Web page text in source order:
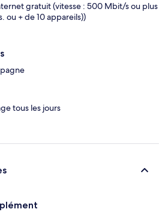
gratuit (vitesse : 500 Mbit/s ou plus
ou + de 10 appareils))
tous les jours